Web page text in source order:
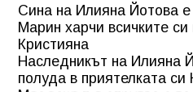
Сина на Илияна Йотова
Марин харчи всичките
Кристияна
Наследникът на Илияна
полуда в приятелката си